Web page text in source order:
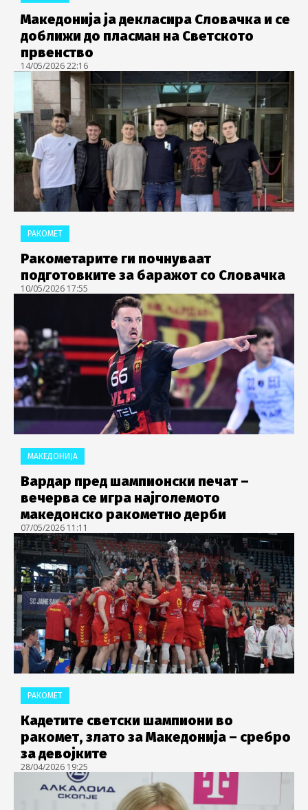
Македонија ја декласира Словачка и се
доближи до пласман на Светското
првенство
14/05/2026 22:16
РАКОМЕТ
Ракометарите ги почнуваат
подготовките за баражот со Словачка
10/05/2026 17:55
МАКЕДОНИЈА
Вардар пред шампионски печат –
вечерва се игра најголемото
македонско ракометно дерби
07/05/2026 11:11
РАКОМЕТ
Кадетите светски шампиони во
ракомет, злато за Македонија – сребро
за девојките
28/04/2026 19:25